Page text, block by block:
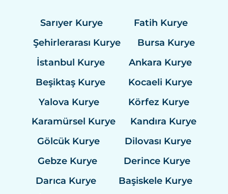
Sarıyer Kurye
Fatih Kurye
Şehirlerarası Kurye
Bursa Kurye
İstanbul Kurye
Ankara Kurye
Beşiktaş Kurye
Kocaeli Kurye
Yalova Kurye
Körfez Kurye
Karamürsel Kurye
Kandıra Kurye
Gölcük Kurye
Dilovası Kurye
Gebze Kurye
Derince Kurye
Darıca Kurye
Başiskele Kurye